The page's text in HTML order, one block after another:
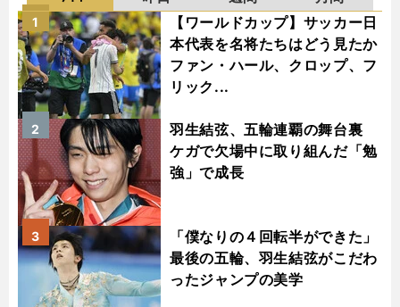
【ワールドカップ】サッカー日
本代表を名将たちはどう見たか
ファン・ハール、クロップ、フ
リック...
1
羽生結弦、五輪連覇の舞台裏
ケガで欠場中に取り組んだ「勉
強」で成長
2
「僕なりの４回転半ができた」
最後の五輪、羽生結弦がこだわ
ったジャンプの美学
3